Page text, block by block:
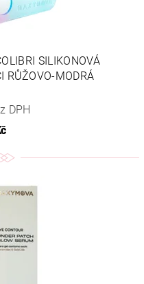
SILIKONOVÁ
RŮŽOVO-MODRÁ
DPH